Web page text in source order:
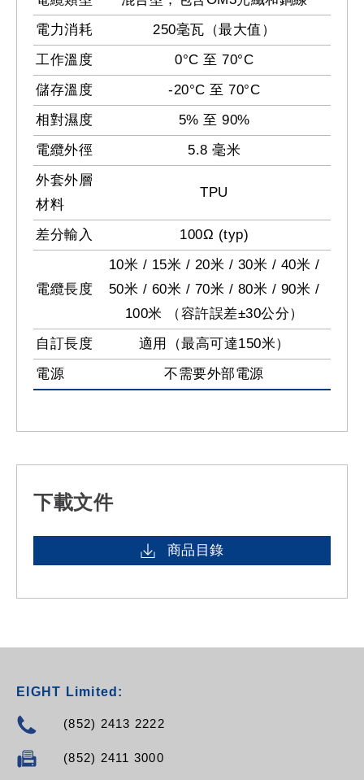
電力消耗
250毫瓦（最大值）
工作溫度
0°C 至 70°C
儲存溫度
-20°C 至 70°C
相對濕度
5% 至 90%
電纜外徑
5.8 毫米
外套外層
材料
TPU
差分輸入 100Ω (typ)
電纜長度
10米 / 15米 / 20米 / 30米 / 40米 /
50米 / 60米 / 70米 / 80米 / 90米 /
100米 （容許誤差±30公分）
自訂長度
適用（最高可達150米）
電源
不需要外部電源
下載文件
商品目錄
EIGHT Limited:
(852) 2413 2222
(852) 2411 3000